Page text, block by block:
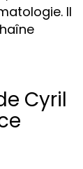
Il
Cyril